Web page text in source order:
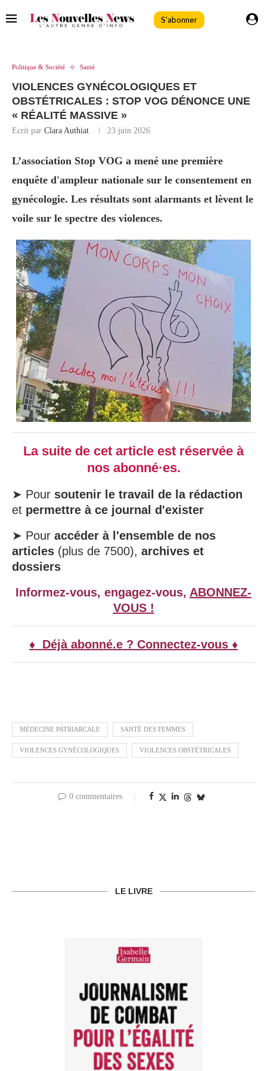
S'abonner
Politique & Société Santé
VIOLENCES GYNÉCOLOGIQUES ET
OBSTÉTRICALES : STOP VOG DÉNONCE UNE
« RÉALITÉ MASSIVE »
Ecrit par Clara Authiat 23 juin 2026
L’association Stop VOG a mené une première
enquête d'ampleur nationale sur le consentement en
gynécologie. Les résultats sont alarmants et lèvent le
voile sur le spectre des violences.
La suite de cet article est réservée à
nos abonné·es.
➤ Pour soutenir le travail de la rédaction
et permettre à ce journal d'exister
➤ Pour accéder à l'ensemble de nos
articles (plus de 7500), archives et
dossiers
Informez-vous, engagez-vous, ABONNEZ-
VOUS !
♦ Déjà abonné.e ? Connectez-vous ♦
MÉDECINE PATRIARCALE SANTÉ DES FEMMES
VIOLENCES GYNÉCOLOGIQUES VIOLENCES OBSTÉTRICALES
0 commentaires
LE LIVRE